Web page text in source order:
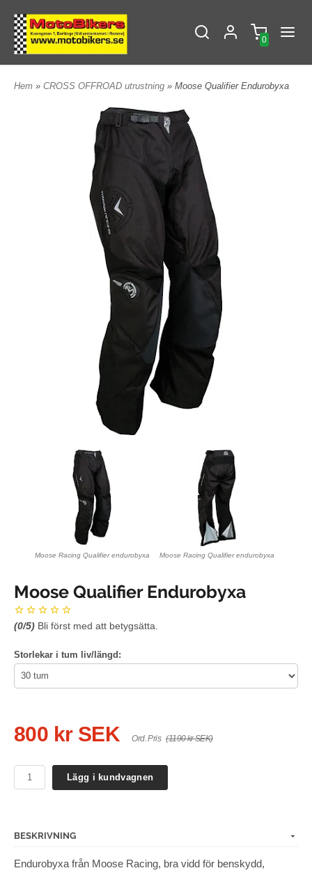
0
Hem » CROSS OFFROAD utrustning » Moose Qualifier Endurobyxa
Moose Racing Qualifier endurobyxa Moose Racing Qualifier endurobyxa
Moose Qualifier Endurobyxa
(0/5) Bli först med att betygsätta.
Storlekar i tum liv/längd:
800 kr SEK Ord. Pris (1190 kr SEK)
Lägg i kundvagnen
BESKRIVNING
Endurobyxa från Moose Racing, bra vidd för benskydd,